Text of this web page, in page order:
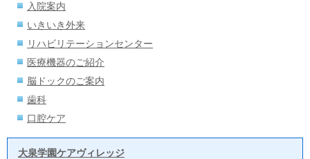
入院案内
いきいき外来
リハビリテーションセンター
医療機器のご紹介
脳ドックのご案内
歯科
口腔ケア
大泉学園ケアヴィレッジ